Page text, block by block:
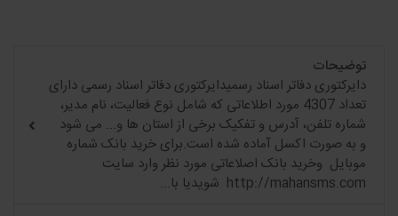
توضیحات
دایرکتوری دفاتر اسناد رسمیدایرکتوری دفاتر اسناد رسمی دارای
تعداد 4307 مورد اطلاعاتی که شامل نوع فعالیت، نام مدیر،
شماره تلفن، آدرس و تفکیک برخی از استان ها و... می شود
و به صورت اکسل آماده شده است.برای خرید بانک شماره
موبایل وخرید بانک اصلاعاتی مورد نظر وارد سایت
http://mahansms.com شویدیا با...